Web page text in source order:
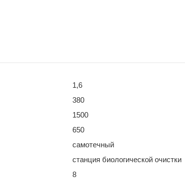
1,6
380
1500
650
самотечный
станция биологической очистки
8